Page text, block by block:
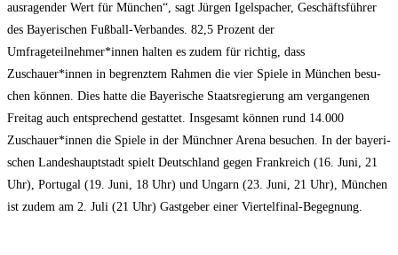
aus­ra­gen­der Wert für Mün­chen“, sagt Jür­gen Igel­s­pa­cher, Geschäfts­füh­rer
des Baye­ri­schen Fuß­ball-Ver­ban­des. 82,5 Pro­zent der
Umfrageteilnehmer*innen hal­ten es zudem für rich­tig, dass
Zuschauer*innen in begrenz­tem Rah­men die vier Spie­le in Mün­chen besu­
chen kön­nen. Dies hat­te die Baye­ri­sche Staats­re­gie­rung am ver­gan­ge­nen
Frei­tag auch ent­spre­chend gestat­tet. Ins­ge­samt kön­nen rund 14.000
Zuschauer*innen die Spie­le in der Münch­ner Are­na besu­chen. In der baye­ri­
schen Lan­des­haupt­stadt spielt Deutsch­land gegen Frank­reich (16. Juni, 21
Uhr), Por­tu­gal (19. Juni, 18 Uhr) und Ungarn (23. Juni, 21 Uhr), Mün­chen
ist zudem am 2. Juli (21 Uhr) Gast­ge­ber einer Viertelfinal-Begegnung.